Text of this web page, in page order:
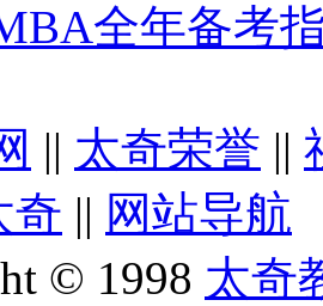
全年备考
|| 太奇荣誉 ||
奇 || 网站导航
© 1998 太奇